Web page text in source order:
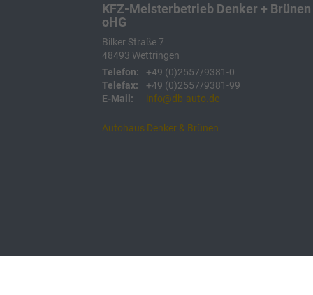
KFZ-Meisterbetrieb Denker + Brünen
oHG
Bilker Straße 7
48493 Wettringen
Telefon:
+49 (0)2557/9381-0
Telefax:
+49 (0)2557/9381-99
E-Mail:
info@db-auto.de
Autohaus Denker & Brünen